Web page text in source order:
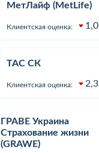
МетЛайф (MetLife)
Клиентская оценка: 1,0
ТАС СК
Клиентская оценка: 2,3
ГРАВЕ Украина
Страхование жизни
(GRAWE)